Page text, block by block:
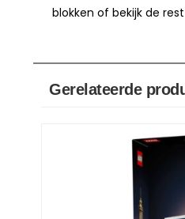
blokken of bekijk de
Gerelateerde